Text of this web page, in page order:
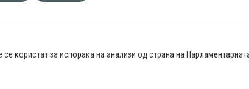
користат за испорака на анализи од страна на